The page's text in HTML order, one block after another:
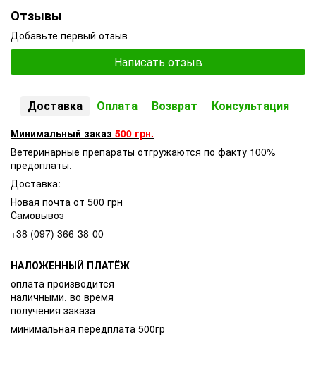
Отзывы
Добавьте первый отзыв
Написать отзыв
Доставка Оплата Возврат Консультация
Минимальный заказ 500 грн.
Ветеринарные препараты отгружаются по факту 100%
предоплаты.
Доставка:
Новая почта от 500 грн
Самовывоз
+38 (097) 366-38-00
НАЛОЖЕННЫЙ ПЛАТЁЖ
оплата производится
наличными, во время
получения заказа
минимальная передплата 500гр